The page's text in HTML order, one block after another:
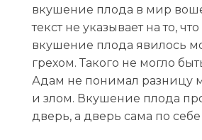
вкушение плода в мир
текст не указывает на то,
вкушение плода явилось
грехом. Такого не могло
Адам не понимал разницу
и злом. Вкушение плода
дверь, а дверь сама по